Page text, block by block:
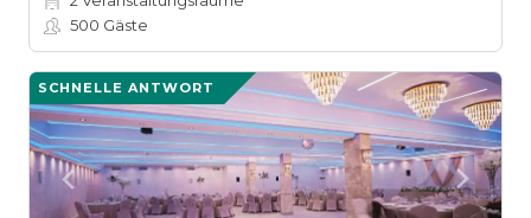
500 Gäste
SCHNELLE ANTWORT